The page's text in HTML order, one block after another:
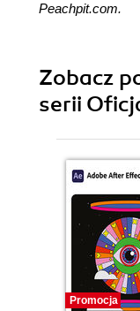
Peachpit.com.
Zobacz
serii
Promocja